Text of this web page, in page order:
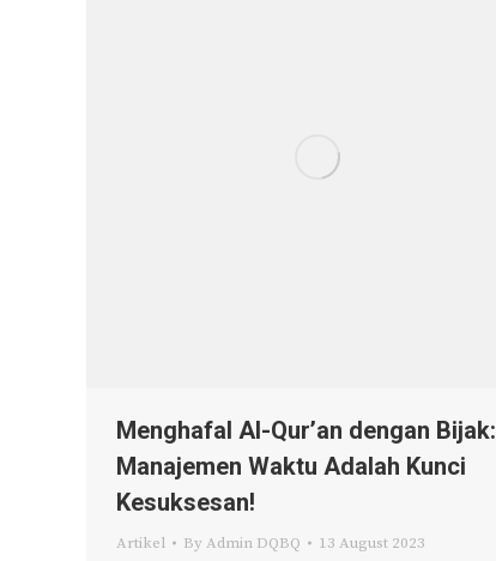
Menghafal Al-Qur’an dengan Bijak:
Manajemen Waktu Adalah Kunci
Kesuksesan!
Artikel By Admin DQBQ 13 August 2023